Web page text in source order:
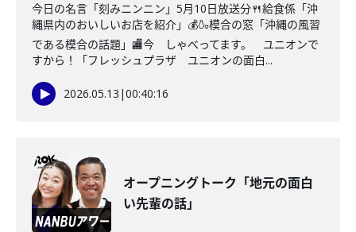
今日の名言「刻みニンニン」5月10日放送分🍴給食係「沖
縄県内のおいしいお店を紹介」💰🍶模合の窓「沖縄の風習
である模合の話題」🏬今 しゃべってます。 ユニオンで
すから！「フレッシュプラザ ユニオンの面白...
2026.05.13 |00:40:16
オープニングトーク「地元の面白
い先輩の話」